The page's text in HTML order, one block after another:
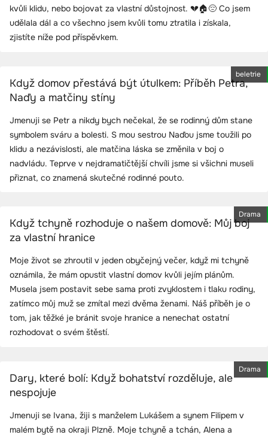
kvůli klidu, nebo bojovat za vlastní důstojnost. 💔🏠😔 Co jsem
udělala dál a co všechno jsem kvůli tomu ztratila i získala,
zjistíte níže pod příspěvkem.
beletrie
Když domov přestává být útulkem: Příběh Petra,
Naďy a matčiny stíny
Jmenuji se Petr a nikdy bych nečekal, že se rodinný dům stane
symbolem sváru a bolesti. S mou sestrou Naďou jsme toužili po
klidu a nezávislosti, ale matčina láska se změnila v boj o
nadvládu. Teprve v nejdramatičtější chvíli jsme si všichni museli
přiznat, co znamená skutečné rodinné pouto.
Drama
Když tchyně rozhoduje o našem domově: Můj boj
za vlastní hranice
Moje život se zhroutil v jeden obyčejný večer, když mi tchyně
oznámila, že mám opustit vlastní domov kvůli jejím plánům.
Musela jsem postavit sebe sama proti zvyklostem i tlaku rodiny,
zatímco můj muž se zmítal mezi dvěma ženami. Náš příběh je o
tom, jak těžké je bránit svoje hranice a nenechat ostatní
rozhodovat o svém štěstí.
Drama
Dary, které bolí: Když bohatství rozděluje, ale
nespojuje
Jmenuji se Ivana, žiji s manželem Lukášem a synem Filipem v
malém bytě na okraji Plzně. Moje tchyně a tchán, Alena a